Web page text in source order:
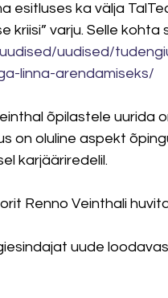
esitluses ka välja
kriisi” varju. Selle
uudised/
linna-arendamiseks/
õpilastele uurida
on oluline aspekt
karjääriredelil.
Renno Veinthali
uude